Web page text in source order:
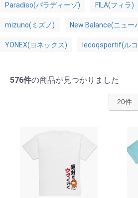
Paradiso(パラディーゾ) FILA(フィラ)
mizuno(ミズノ) New Balance(ニュー
YONEX(ヨネックス) lecoqsportif(ル
576件の商品が見つかりました